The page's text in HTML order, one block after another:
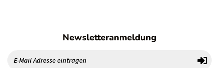
Newsletteranmeldung